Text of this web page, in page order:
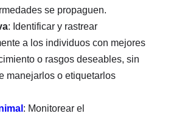
se propaguen.
: Identificar y rastrear
a los individuos con mejores
o rasgos deseables, sin
manejarlos o etiquetarlos
: Monitorear el